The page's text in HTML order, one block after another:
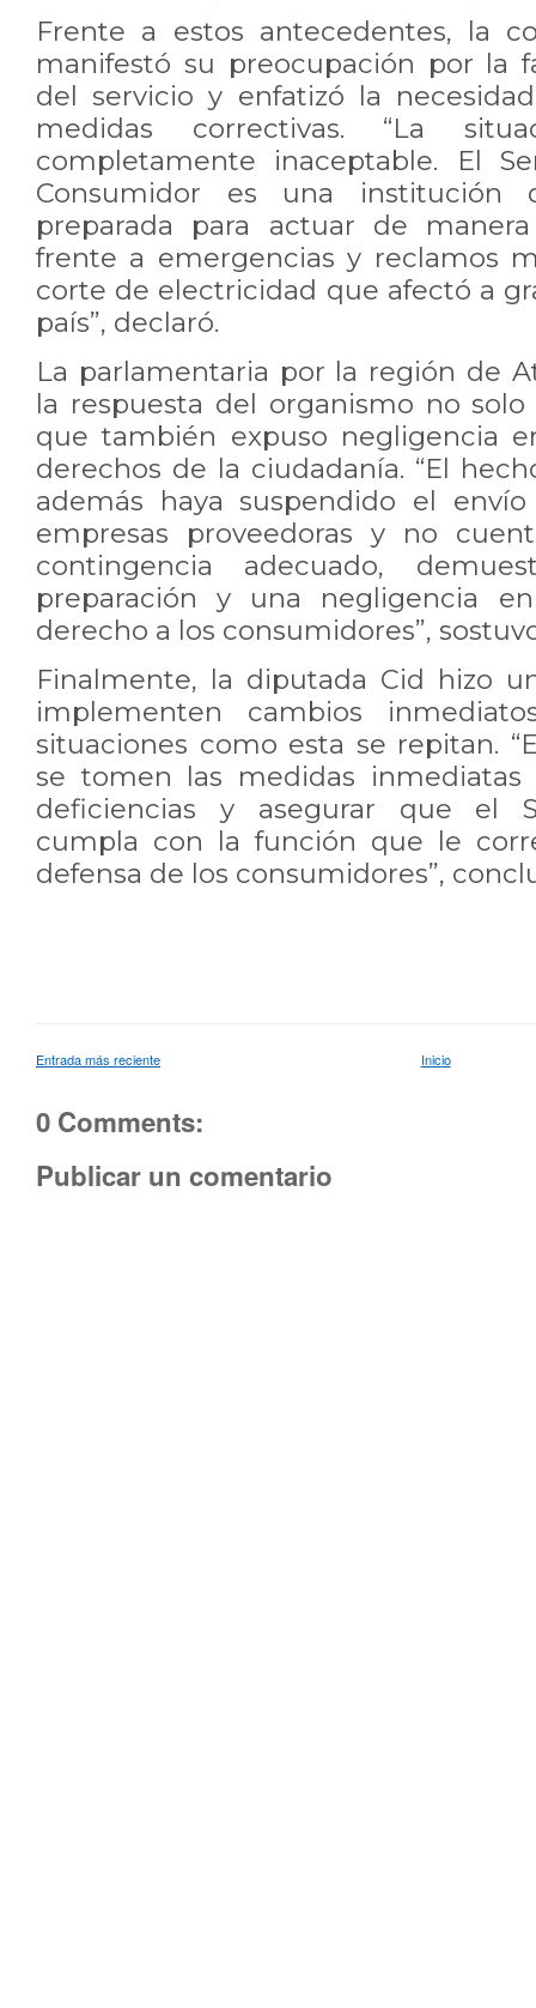
Frente a estos antecedentes, la
manifestó su preocupación por la
del servicio y enfatizó la
medidas correctivas. “La
completamente inaceptable. El
Consumidor es una institución
preparada para actuar de
frente a emergencias y reclamos
corte de electricidad que afectó a
país”, declaró.
La parlamentaria por la región de
la respuesta del organismo no
que también expuso negligencia
derechos de la ciudadanía. “El
además haya suspendido el
empresas proveedoras y no
contingencia adecuado,
preparación y una negligencia
derecho a los consumidores”,
Finalmente, la diputada Cid hizo
implementen cambios
situaciones como esta se repitan.
se tomen las medidas inmediatas
deficiencias y asegurar que el
cumpla con la función que le
defensa de los consumidores”,
Entrada más reciente Inicio
0 Comments:
Publicar un comentario